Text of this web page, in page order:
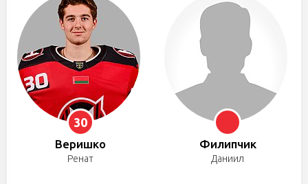
30
Веришко
Ренат
Филипчик
Даниил